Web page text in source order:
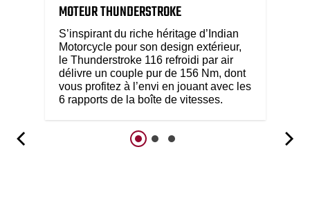
MOTEUR THUNDERSTROKE
S’inspirant du riche héritage d’Indian
Motorcycle pour son design extérieur,
le Thunderstroke 116 refroidi par air
délivre un couple pur de 156 Nm, dont
vous profitez à l’envi en jouant avec les
6 rapports de la boîte de vitesses.